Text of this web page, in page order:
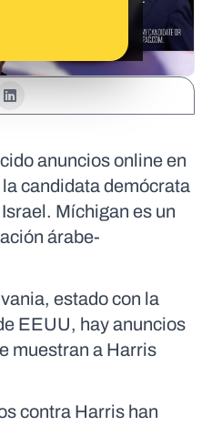
anuncios online en
candidata demócrata
Míchigan es un
árabe-
estado con la
EEUU, hay anuncios
muestran a Harris
contra Harris han